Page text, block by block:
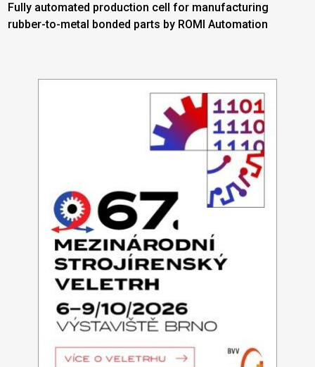
Fully automated production cell for manufacturing
rubber-to-metal bonded parts by ROMI Automation